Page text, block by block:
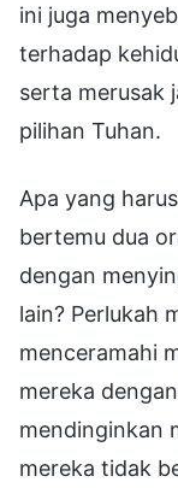
ini juga
terhadap
serta merusak
pilihan Tuhan.
Apa yang
bertemu dua
dengan
lain? Perlukah
menceramahi
mereka
mendinginkan
mereka tidak